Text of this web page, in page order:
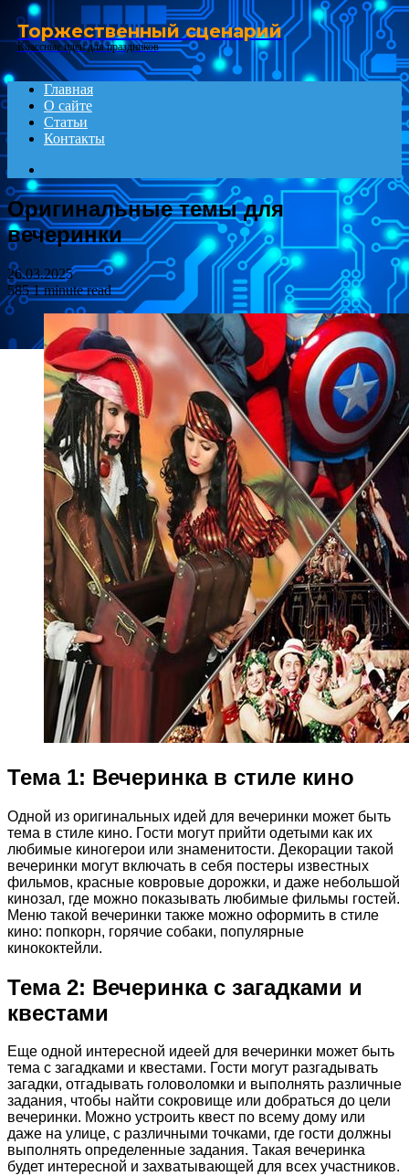
Menu
Торжественный сценарий
Классные идеи для праздников
Главная
О сайте
Статьи
Контакты
for
Оригинальные темы для
вечеринки
26.03.2025
5851 minute read
Тема 1: Вечеринка в стиле кино
Одной из оригинальных идей для вечеринки может быть
тема в стиле кино. Гости могут прийти одетыми как их
любимые киногерои или знаменитости. Декорации такой
вечеринки могут включать в себя постеры известных
фильмов, красные ковровые дорожки, и даже небольшой
кинозал, где можно показывать любимые фильмы гостей.
Меню такой вечеринки также можно оформить в стиле
кино: попкорн, горячие собаки, популярные
кинококтейли.
Тема 2: Вечеринка с загадками и
квестами
Еще одной интересной идеей для вечеринки может быть
тема с загадками и квестами. Гости могут разгадывать
загадки, отгадывать головоломки и выполнять различные
задания, чтобы найти сокровище или добраться до цели
вечеринки. Можно устроить квест по всему дому или
даже на улице, с различными точками, где гости должны
выполнять определенные задания. Такая вечеринка
будет интересной и захватывающей для всех участников.